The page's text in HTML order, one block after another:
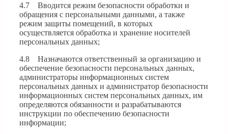
4.7 Вводится режим безопасности обработки и
обращения с персональными данными, а также
режим защиты помещений, в которых
осуществляется обработка и хранение носителей
персональных данных;
4.8 Назначаются ответственный за организацию и
обеспечение безопасности персональных данных,
администраторы информационных систем
персональных данных и администратор безопасности
информационных систем персональных данных, им
определяются обязанности и разрабатываются
инструкции по обеспечению безопасности
информации;